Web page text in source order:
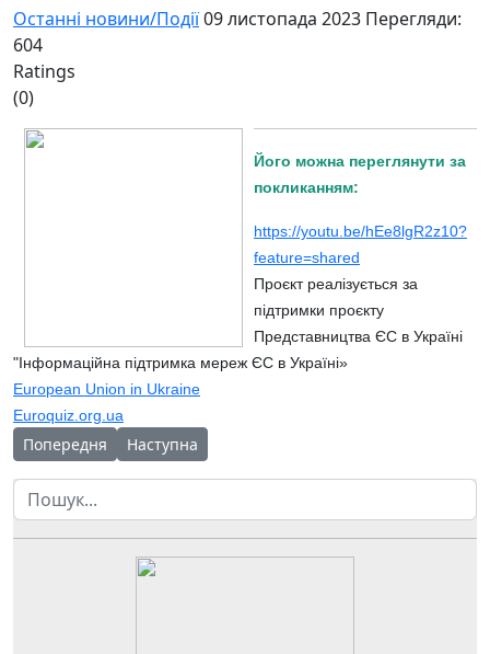
Останні новини/Події09 листопада 2023 Перегляди:
604
Ratings
(0)
Його можна переглянути за
покликанням:
https://youtu.be/hEe8lgR2z10?
feature=shared
Проєкт реалізується за
підтримки проєкту
Представництва ЄС в Україні
"Інформаційна підтримка мереж ЄС в Україні»
European Union in Ukraine
Euroquiz.org.ua
Попередня стаття: 10 листопада в ЧОНЛ відзначили
Попередня Наступна стаття: Відбулася зустріч
Наступна
Пошук